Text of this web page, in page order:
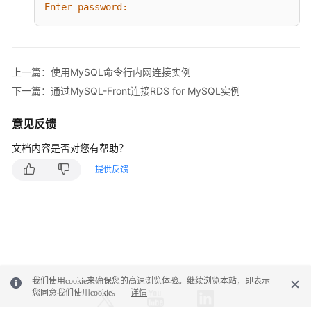
例
RDS
for
的
命
Enter password:
上一篇：使用MySQL命令行内网连接实例
下一篇：通过MySQL-Front连接RDS for MySQL实例
意见反馈
文档内容是否对您有帮助？
提供反馈
我们使用cookie来确保您的高速浏览体验。继续浏览本站，即表示
您同意我们使用cookie。
详情